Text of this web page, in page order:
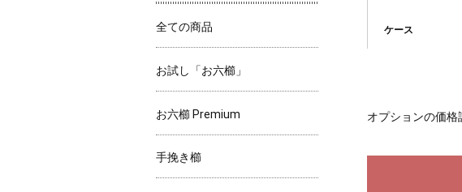
ケース
オプションの価格
全ての商品
お試し「お六櫛」
お六櫛 Premium
手挽き櫛